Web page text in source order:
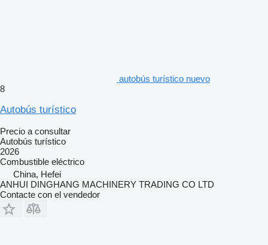
autobús turístico nuevo
8
Autobús turístico
Precio a consultar
Autobús turístico
2026
Combustible eléctrico
China, Hefei
ANHUI DINGHANG MACHINERY TRADING CO LTD
Contacte con el vendedor